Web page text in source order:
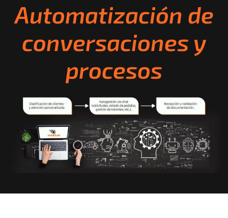
Automatización de
conversaciones y
procesos